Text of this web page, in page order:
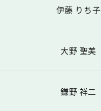
伊藤 りち子
大野 聖美
鎌野 祥二